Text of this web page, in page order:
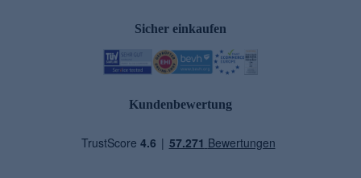
Sicher einkaufen
Kundenbewertung